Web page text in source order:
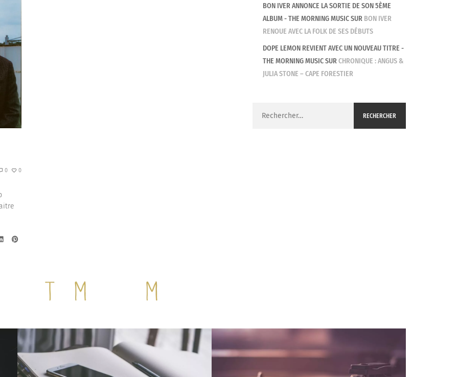
0 0
BON IVER ANNONCE LA SORTIE DE SON 5ÈME
ALBUM - THE MORNING MUSICSUR BON IVER
RENOUE AVEC LA FOLK DE SES DÉBUTS
DOPE LEMON REVIENT AVEC UN NOUVEAU TITRE -
THE MORNING MUSICSURCHRONIQUE : ANGUS &
JULIA STONE – CAPE FORESTIER